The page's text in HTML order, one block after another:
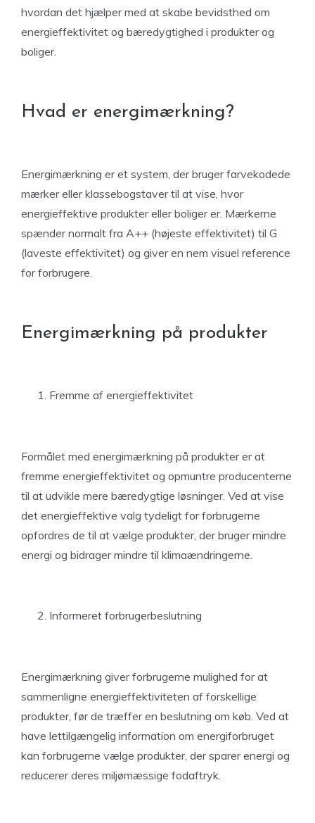
hvordan det hjælper med at skabe bevidsthed om
energieffektivitet og bæredygtighed i produkter og
boliger.
Hvad er energimærkning?
Energimærkning er et system, der bruger farvekodede
mærker eller klassebogstaver til at vise, hvor
energieffektive produkter eller boliger er. Mærkerne
spænder normalt fra A++ (højeste effektivitet) til G
(laveste effektivitet) og giver en nem visuel reference
for forbrugere.
Energimærkning på produkter
Fremme af energieffektivitet
Formålet med energimærkning på produkter er at
fremme energieffektivitet og opmuntre producenterne
til at udvikle mere bæredygtige løsninger. Ved at vise
det energieffektive valg tydeligt for forbrugerne
opfordres de til at vælge produkter, der bruger mindre
energi og bidrager mindre til klimaændringerne.
Informeret forbrugerbeslutning
Energi­mærkning giver forbrugerne mulighed for at
sammenligne energieffektiviteten af forskellige
produkter, før de træffer en beslutning om køb. Ved at
have lettilgængelig information om energiforbruget
kan forbrugerne vælge produkter, der sparer energi og
reducerer deres miljømæssige fodaftryk.